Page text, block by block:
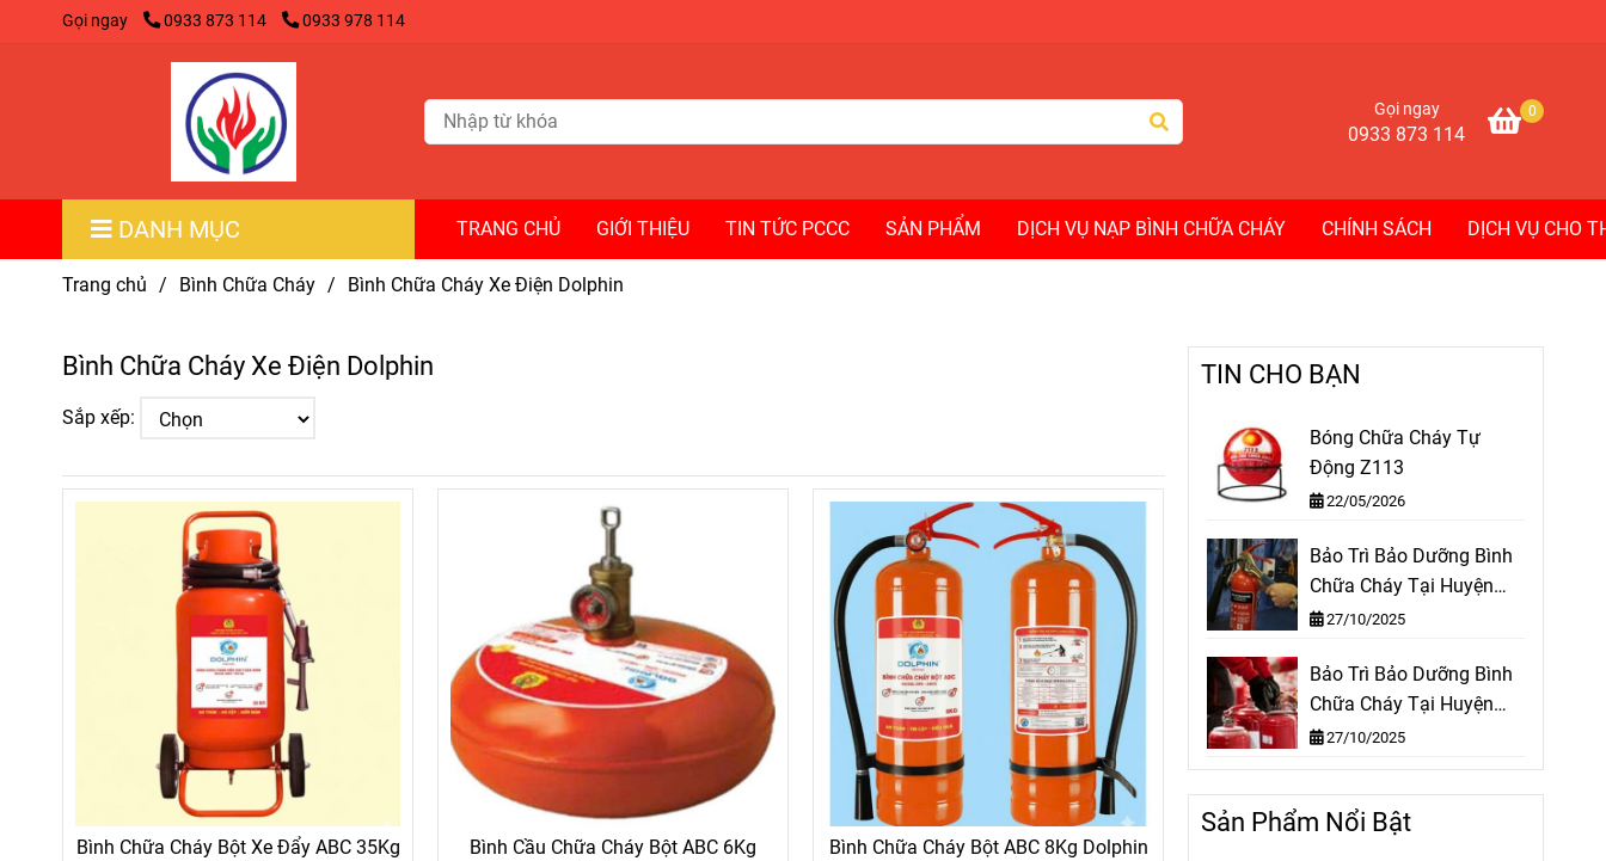
Gọi ngay 0933 873 114 0933 978 114
Gọi ngay
0933 873 114
0
DANH MỤC TRANG CHỦ GIỚI THIỆU TIN TỨC PCCC SẢN PHẨM DỊCH VỤ NẠP BÌNH CHỮA CHÁY CHÍNH SÁCH DỊCH VỤ CHO
Trang chủ / Bình Chữa Cháy / Bình Chữa Cháy Xe Điện Dolphin
Bình Chữa Cháy Xe Điện Dolphin
Sắp xếp:
Bình Chữa Cháy Bột Xe Đẩy ABC 35Kg
Bình Cầu Chữa Cháy Bột ABC 6Kg
Bình Chữa Cháy Bột ABC 8Kg Dolphin
TIN CHO BẠN
Bóng Chữa Cháy Tự
Động Z113
22/05/2026
Bảo Trì Bảo Dưỡng Bình
Chữa Cháy Tại Huyện
Hóc Môn TPHCM
27/10/2025
Bảo Trì Bảo Dưỡng Bình
Chữa Cháy Tại Huyện
Nhà Bè TPHCM
27/10/2025
Sản Phẩm Nổi Bật